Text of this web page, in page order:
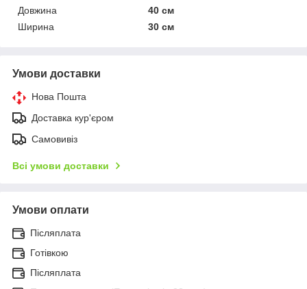
Довжина
40 см
Ширина
30 см
Умови доставки
Нова Пошта
Доставка кур'єром
Самовивіз
Всі умови доставки
Умови оплати
Післяплата
Готівкою
Післяплата